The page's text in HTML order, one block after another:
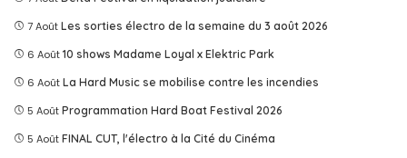
7 Août Les sorties électro de la semaine du 3 août 2026
6 Août 10 shows Madame Loyal x Elektric Park
6 Août La Hard Music se mobilise contre les incendies
5 Août Programmation Hard Boat Festival 2026
5 Août FINAL CUT, l'électro à la Cité du Cinéma